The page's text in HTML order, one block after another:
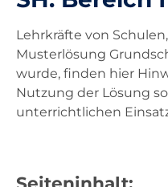
Landesdienste
Lehrkräfte von
Musterlösung
wurde, finden hier
Nutzung der Lösung
unterrichtlichen